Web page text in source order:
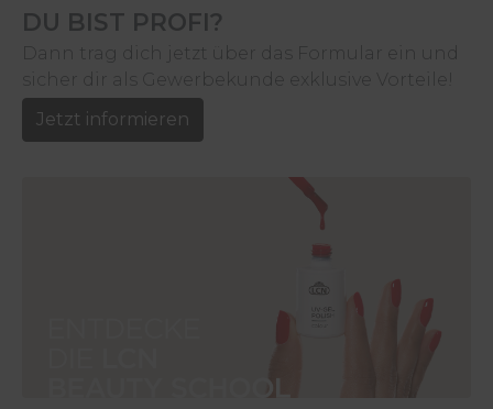
DU BIST PROFI?
Dann trag dich jetzt über das Formular ein und
sicher dir als Gewerbekunde exklusive Vorteile!
Jetzt informieren